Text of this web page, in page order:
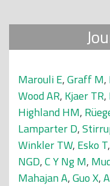
i
Marouli E,Graff M,
Wood AR, Kjaer TR,
Highland HM,
Lamparter D,
Winkler TW, Esko T,
NGD,C Y Ng M,
Mahajan A,Guo X,